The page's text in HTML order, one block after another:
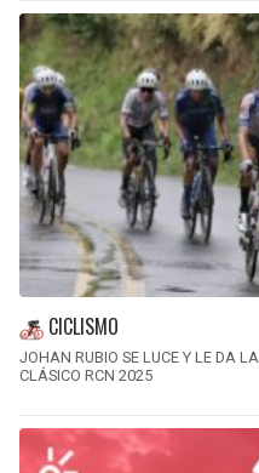
CICLISMO
JOHAN RUBIO SE LUCE Y LE DA
CLÁSICO RCN 2025